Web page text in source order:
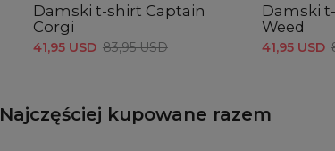
Damski t-shirt Captain
Corgi
41,95 USD 83,95 USD
Damski
Weed
41,95 USD
Najczęściej kupowane razem